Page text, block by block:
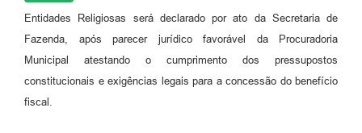
Entidades Religiosas será declarado por ato da Secretaria de
Fazenda, após parecer jurídico favorável da Procuradoria
Municipal atestando o cumprimento dos pressupostos
constitucionais e exigências legais para a concessão do benefício
fiscal.